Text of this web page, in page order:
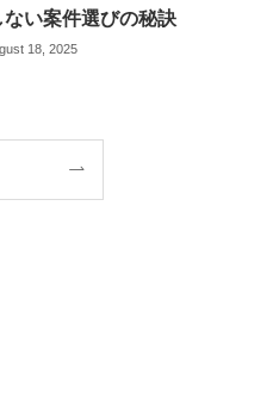
ない案件選びの秘訣
18, 2025